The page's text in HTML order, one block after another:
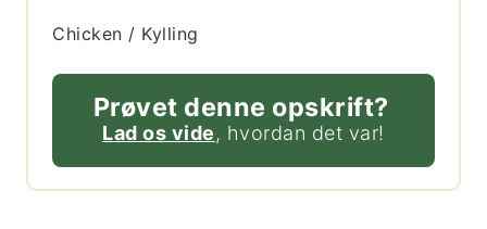
Chicken / Kylling
Prøvet denne opskrift?
Lad os vide, hvordan det var!